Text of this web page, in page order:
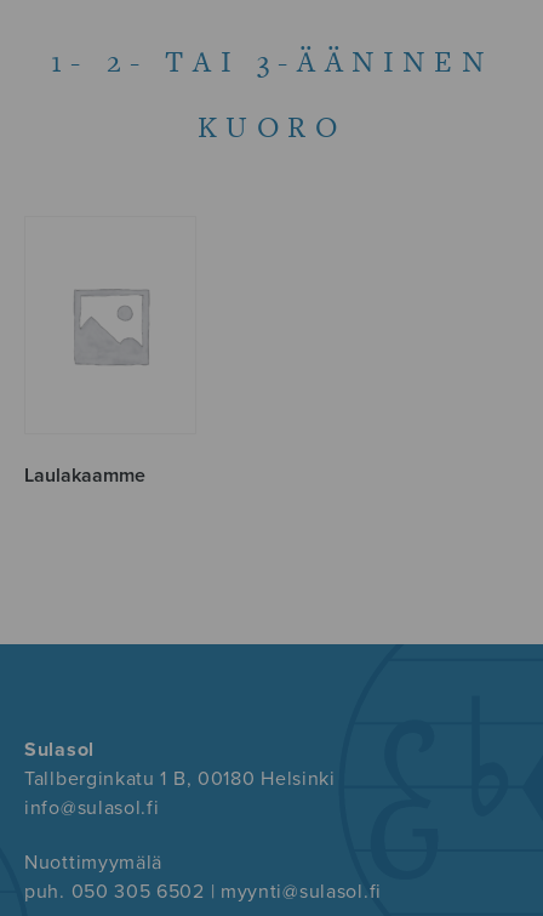
1- 2- TAI 3-ÄÄNINEN
KUORO
Laulakaamme
Sulasol
Tallberginkatu 1 B, 00180 Helsinki
info@sulasol.fi
Nuottimyymälä
puh. 050 305 6502 | myynti@sulasol.fi